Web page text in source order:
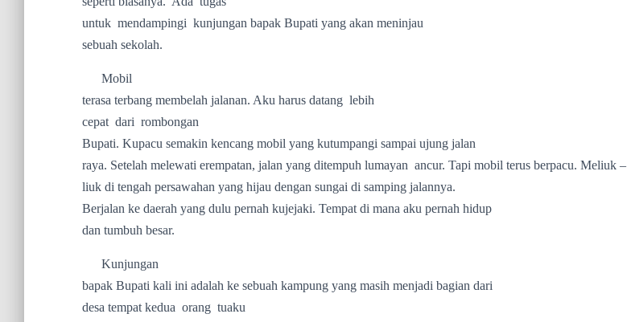
untuk mendampingi kunjungan bapak Bupati yang akan meninjau
sebuah sekolah.
Mobil
terasa terbang membelah jalanan. Aku harus datang lebih
cepat dari rombongan
Bupati. Kupacu semakin kencang mobil yang kutumpangi sampai ujung jalan
raya. Setelah melewati erempatan, jalan yang ditempuh lumayan ancur. Tapi mobil terus berpacu. Meliuk –
liuk di tengah persawahan yang hijau dengan sungai di samping jalannya.
Berjalan ke daerah yang dulu pernah kujejaki. Tempat di mana aku pernah hidup
dan tumbuh besar.
Kunjungan
bapak Bupati kali ini adalah ke sebuah kampung yang masih menjadi bagian dari
desa tempat kedua orang tuaku